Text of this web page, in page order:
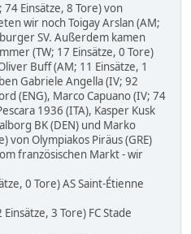
Einsätze, 8 Tore) von
wir noch Toigay Arslan (AM;
SV. Außerdem kamen
(TW; 17 Einsätze, 0 Tore)
Buff (AM; 11 Einsätze, 1
Gabriele Angella (IV; 92
(ENG), Marco Capuano (IV; 74
1936 (ITA), Kasper Kusk
BK (DEN) und Marko
von Olympiakos Piräus (GRE)
französischen Markt - wir
0 Tore) AS Saint-Étienne
3 Tore) FC Stade